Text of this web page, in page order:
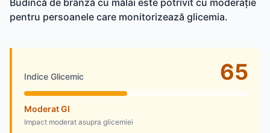
pentru persoanele care monitorizează glicemia.
Indice Glicemic 65
Moderat GI
Impact moderat asupra glicemiei